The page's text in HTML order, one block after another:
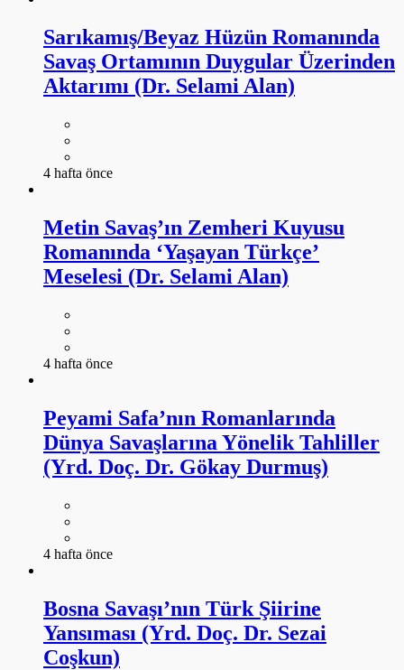
Sarıkamış/Beyaz Hüzün Romanında
Savaş Ortamının Duygular Üzerinden
Aktarımı (Dr. Selami Alan)
4 hafta önce
Metin Savaş’ın Zemheri Kuyusu
Romanında ‘Yaşayan Türkçe’
Meselesi (Dr. Selami Alan)
4 hafta önce
Peyami Safa’nın Romanlarında
Dünya Savaşlarına Yönelik Tahliller
(Yrd. Doç. Dr. Gökay Durmuş)
4 hafta önce
Bosna Savaşı’nın Türk Şiirine
Yansıması (Yrd. Doç. Dr. Sezai
Coşkun)